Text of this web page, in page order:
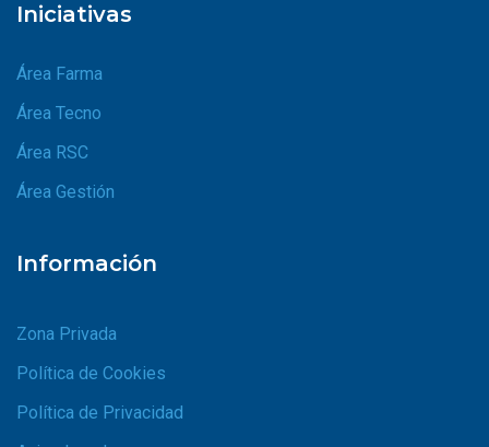
Iniciativas
Área Farma
Área Tecno
Área RSC
Área Gestión
Información
Zona Privada
Política de Cookies
Política de Privacidad